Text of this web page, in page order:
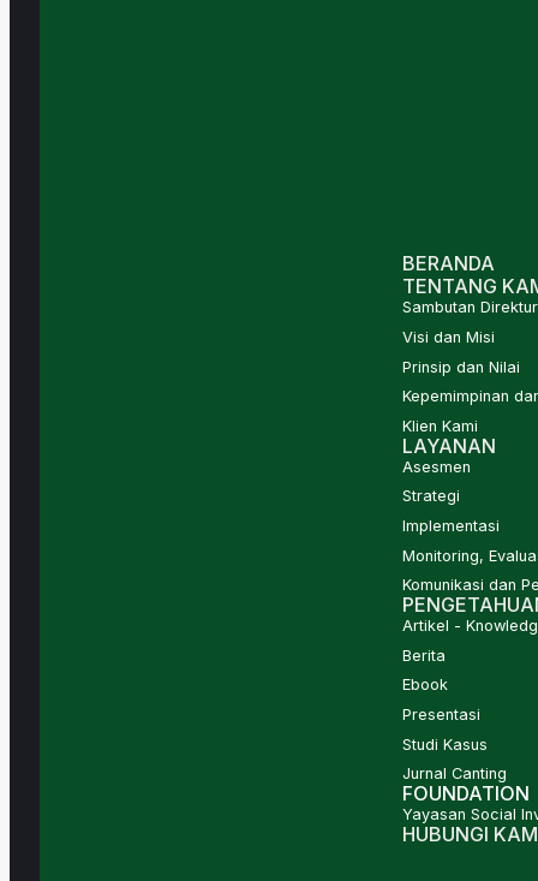
BERANDA
TENTANG
Sambutan Direktur
Visi dan Misi
Prinsip dan Nilai
Kepemimpinan
Klien Kami
LAYANAN
Asesmen
Strategi
Implementasi
Monitoring,
Komunikasi dan
Artikel -
Berita
Ebook
Presentasi
Studi Kasus
Jurnal Canting
FOUNDATION
Yayasan Social
HUBUNGI